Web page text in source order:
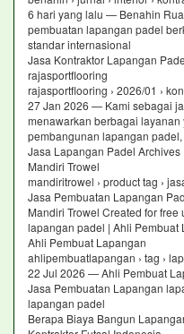
6 hari yang lalu — Benahin
pembuatan lapangan padel
standar internasional
Jasa Kontraktor Lapangan
rajasportflooring
rajasportflooring › 2026/01 ›
27 Jan 2026 — Kami sebagai
menawarkan berbagai
pembangunan lapangan
Jasa Lapangan Padel Archives
Mandiri Trowel
mandiritrowel › product tag ›
Jasa Pembuatan Lapangan
Mandiri Trowel Created for
lapangan padel | Ahli Pembuat
Ahli Pembuat Lapangan
ahlipembuatlapangan › tag ›
22 Jul 2026 — Ahli Pembuat
Jasa Pembuatan Lapangan
lapangan padel
Berapa Biaya Bangun